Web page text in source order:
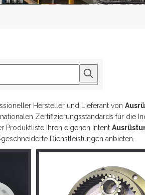
Roller B5-2SphericalRoller Bearing
Hersteller und Lieferant von
Zertifizierungsstandards für die
Produktliste Ihren eigenen Intent
Dienstleistungen anbieten.